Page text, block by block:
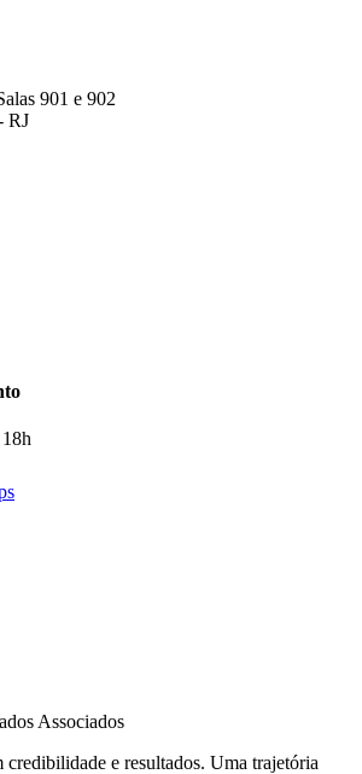
901 e 902
RJ
Associados
e resultados. Uma trajetória